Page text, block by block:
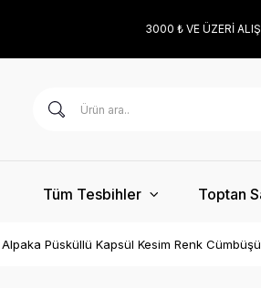
3000 ₺ VE ÜZERİ
Tüm Tesbihler Toptan
Püsküllü Kapsül Kesim Renk